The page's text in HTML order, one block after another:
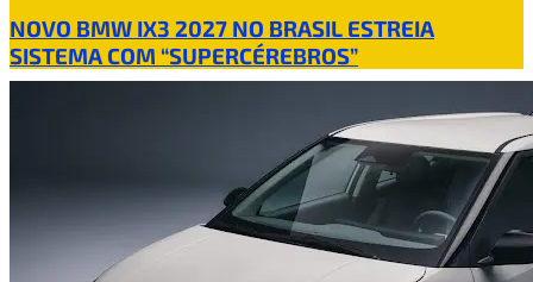
NOVO BMW IX3 2027 NO BRASIL ESTREIA
SISTEMA COM “SUPERCÉREBROS”